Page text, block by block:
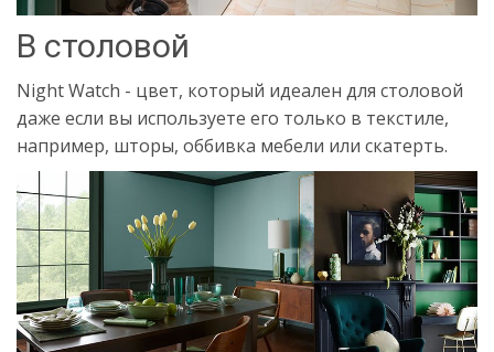
В столовой
Night Watch - цвет, который идеален для столовой
даже если вы используете его только в текстиле,
например, шторы, оббивка мебели или скатерть.